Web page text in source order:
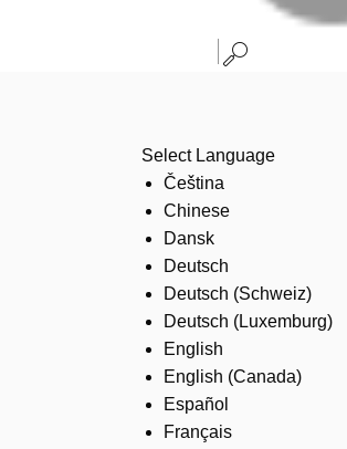
Select Language
Čeština
Chinese
Dansk
Deutsch
Deutsch (Schweiz)
Deutsch (Luxemburg)
English
English (Canada)
Español
Français